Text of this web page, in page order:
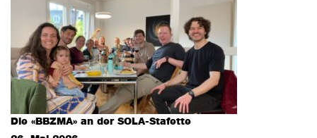
Die «BBZMA» an der SOLA-Stafette